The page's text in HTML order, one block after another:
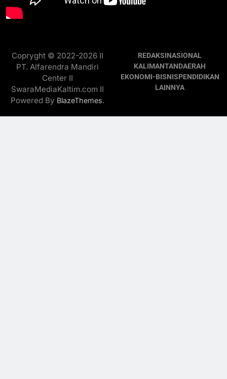
Copryght © 2022-2026 II
PT. Alfarendra Mandiri
Center II
SwaraMediaKaltim.com II
Powered By BlazeThemes.
REDAKSINASIONAL
KALIMANTANDAERAH
EKONOMI-BISNISPENDIDIKAN
LAINNYA